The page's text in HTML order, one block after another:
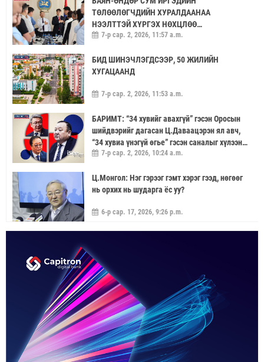
ТӨЛӨӨЛӨГЧДИЙН ХУРАЛДААНАА
НЭЭЛТТЭЙ ХҮРГЭХ НӨХЦЛӨӨ
САЙЖРУУЛААЧ
7-р сар. 2, 2026, 11:57 a.m.
БИД ШИНЭЧЛЭГДСЭЭР, 50 ЖИЛИЙН
ХУГАЦААНД
7-р сар. 2, 2026, 11:53 a.m.
БАРИМТ: “34 хувийг авахгүй” гэсэн Оросын
шийдвэрийг дагасан Ц.Даваацэрэн ял авч,
“34 хувиа үнэгүй өгье” гэсэн саналыг хүлээн
аваагүй хүмүүс хариуцлагагүй үлдэв
7-р сар. 2, 2026, 10:24 a.m.
Ц.Монгол: Нэг гэрээг гэмт хэрэг гээд, нөгөөг
нь орхих нь шударга ёс уу?
6-р сар. 17, 2026, 9:26 p.m.
ҮЙЛДВЭРИЙН ХЭДЭН ХУВИЙГ ЭЗЭМШИХ ВЭ
ГЭДЭГ АСУУДАЛ ГАРЧ ИРНЭ
5-р сар. 21, 2026, 11:40 a.m.
ЗУУН НАСЫГ ДАВСАН “ХӨВЧИЙН ХӨХ
ГОНИО” АЛДАРТАЙ Д.ГОНЧИГДАГВА
2-р сар. 17, 2026, 10:38 a.m.
ОРОН НУТАГТ ГАЗАР ОЛГОХ ЭРХ МЭДЛИЙГ